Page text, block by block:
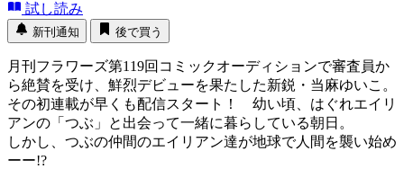
試し読み
新刊通知 後で買う
月刊フラワーズ第119回コミックオーディションで審査員か
ら絶賛を受け、鮮烈デビューを果たした新鋭・当麻ゆいこ。
その初連載が早くも配信スタート！ 幼い頃、はぐれエイリ
アンの「つぶ」と出会って一緒に暮らしている朝日。
しかし、つぶの仲間のエイリアン達が地球で人間を襲い始め
ーー!?